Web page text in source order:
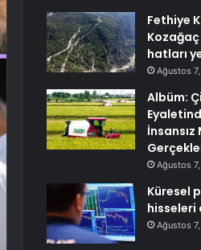
Fethiye
hatları
Ağustos
Albüm:
Ağustos
Küresel
hisseleri
Ağustos